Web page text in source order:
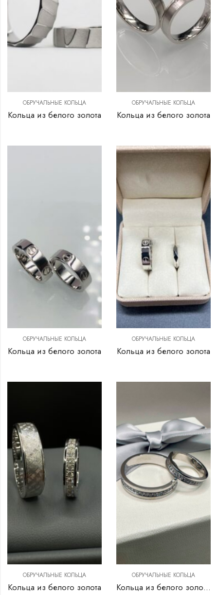
ОБРУЧАЛЬНЫЕ КОЛЬЦА
Кольца из белого золота
ОБРУЧАЛЬНЫЕ КОЛЬЦА
Кольца из белого золота
ОБРУЧАЛЬНЫЕ КОЛЬЦА
Кольца из белого золота
ОБРУЧАЛЬНЫЕ КОЛЬЦА
Кольца из белого золота
ОБРУЧАЛЬНЫЕ КОЛЬЦА
Кольца из белого золота
ОБРУЧАЛЬНЫЕ КОЛЬЦА
Кольца из белого золота и бриллиантами